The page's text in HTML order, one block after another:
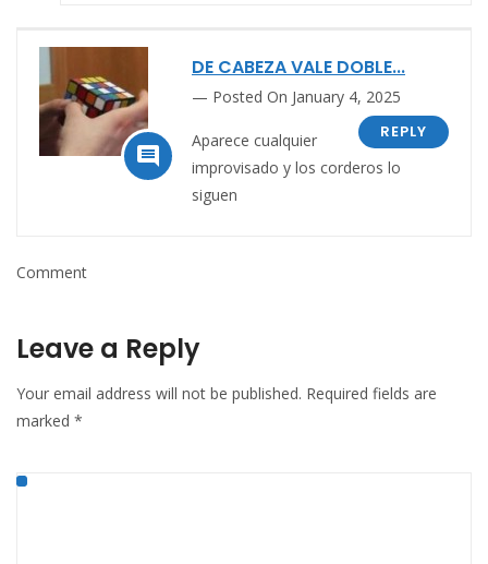

DE CABEZA VALE DOBLE...
Posted On January 4, 2025
REPLY
Aparece cualquier
improvisado y los corderos lo
siguen
Comment
Leave a Reply
Your email address will not be published. Required fields are
marked *